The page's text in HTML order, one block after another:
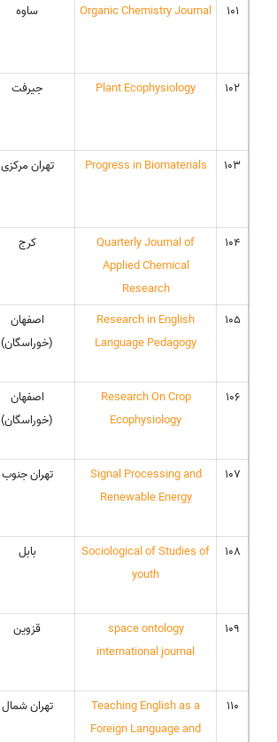
101
Organic Chemistry Journal
ساوه
102
Plant Ecophysiology
جیرفت
103
Progress in Biomaterials
تهران مرکزی
104
Quarterly Journal of
Applied Chemical
Research
کرج
105
Research in English
Language Pedagogy
اصفهان
(خوراسگان)
106
Research On Crop
Ecophysiology
اصفهان
(خوراسگان)
107
Signal Processing and
Renewable Energy
تهران جنوب
108
Sociological of Studies of
youth
بابل
109
space ontology
international journal
قزوین
110
Teaching English as a
Foreign Language and
تهران شمال